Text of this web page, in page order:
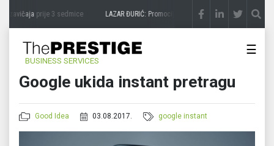
zavičajaprije 3 sedmice LAZAR ĐURIĆ: Promocija potencijal pretvara u destinaciju
BUSINESS SERVICES
☰
Google ukida instant pretragu
Good Idea 03.08.2017. google instant